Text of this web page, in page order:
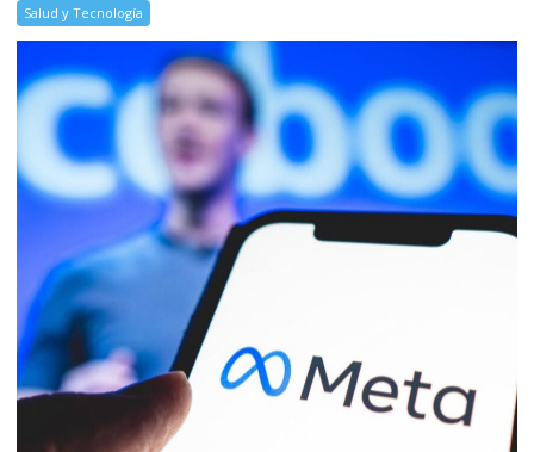
Salud y Tecnología